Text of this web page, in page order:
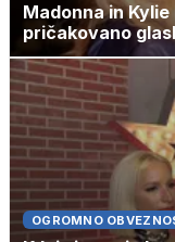
Madonna in
pričakovano
OGROMNO